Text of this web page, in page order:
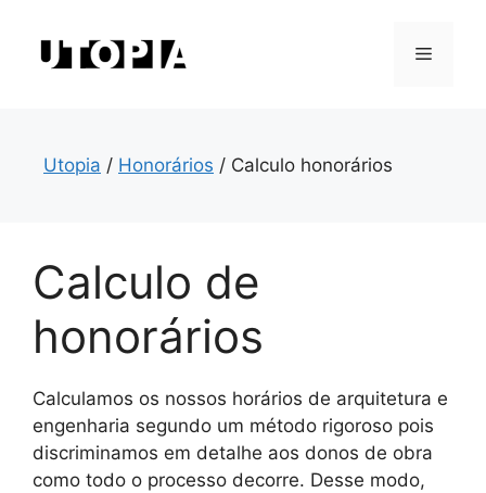
Menu
Utopia / Honorários / Calculo honorários
Calculo de
honorários
Calculamos os nossos horários de arquitetura e
engenharia segundo um método rigoroso pois
discriminamos em detalhe aos donos de obra
como todo o processo decorre. Desse modo,